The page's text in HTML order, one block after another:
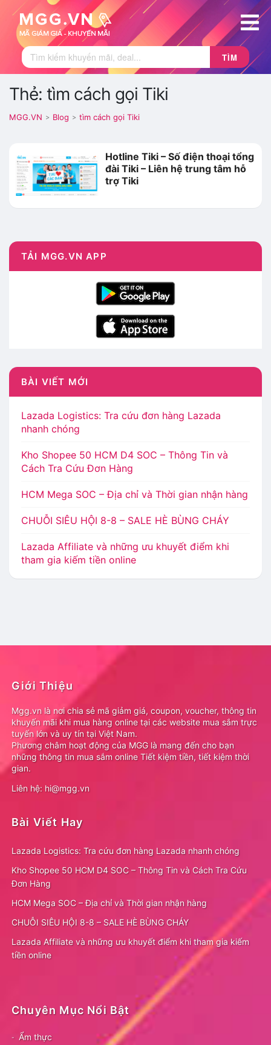
TÌM
Thẻ: tìm cách gọi Tiki
MGG.VN > Blog > tìm cách gọi Tiki
Hotline Tiki – Số điện thoại tổng
đài Tiki – Liên hệ trung tâm hỗ
trợ Tiki
TẢI MGG.VN APP
BÀI VIẾT MỚI
Lazada Logistics: Tra cứu đơn hàng Lazada
nhanh chóng
Kho Shopee 50 HCM D4 SOC – Thông Tin và
Cách Tra Cứu Đơn Hàng
HCM Mega SOC – Địa chỉ và Thời gian nhận hàng
CHUỖI SIÊU HỘI 8-8 – SALE HÈ BÙNG CHÁY
Lazada Affiliate và những ưu khuyết điểm khi
tham gia kiếm tiền online
Giới Thiệu
Mgg.vn là nơi chia sẻ mã giảm giá, coupon, voucher, thông tin
khuyến mãi khi mua hàng online tại các website mua sắm trực
tuyến lớn và uy tín tại Việt Nam.
Phương châm hoạt động của MGG là mang đến cho bạn
những thông tin mua sắm online Tiết kiệm tiền, tiết kiệm thời
gian.
Liên hệ: hi@mgg.vn
Bài Viết Hay
Lazada Logistics: Tra cứu đơn hàng Lazada nhanh chóng
Kho Shopee 50 HCM D4 SOC – Thông Tin và Cách Tra Cứu
Đơn Hàng
HCM Mega SOC – Địa chỉ và Thời gian nhận hàng
CHUỖI SIÊU HỘI 8-8 – SALE HÈ BÙNG CHÁY
Lazada Affiliate và những ưu khuyết điểm khi tham gia kiếm
tiền online
Chuyên Mục Nổi Bật
Ẩm thực